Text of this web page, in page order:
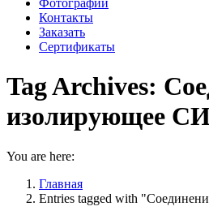
Фотографии
Контакты
Заказать
Сертификаты
Tag Archives:
изолирующее
You are here:
Главная
Entries tagged with